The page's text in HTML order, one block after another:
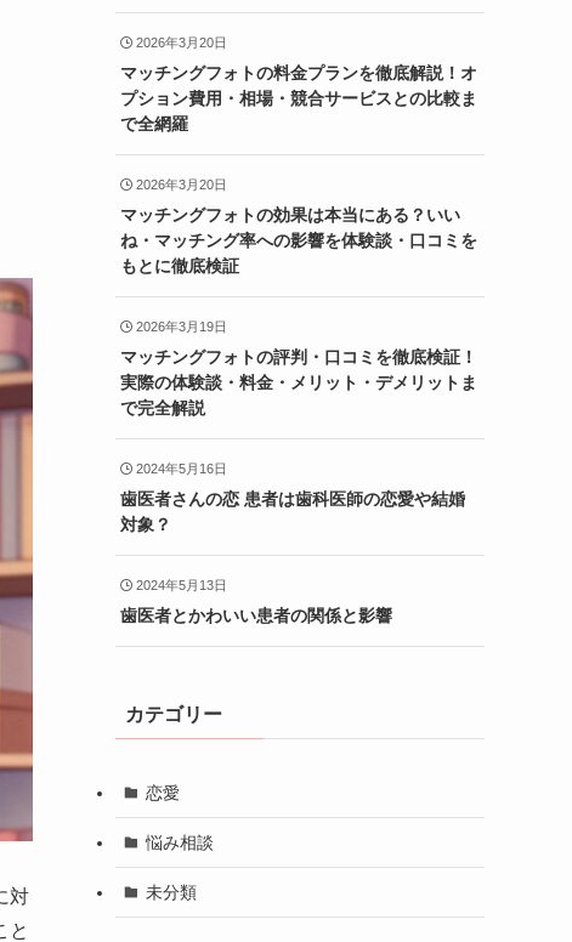
対
と
2026年3月20日
マッチングフォトの料金プランを徹底解説！オ
プション費用・相場・競合サービスとの比較ま
で全網羅
2026年3月20日
マッチングフォトの効果は本当にある？いい
ね・マッチング率への影響を体験談・口コミを
もとに徹底検証
2026年3月19日
マッチングフォトの評判・口コミを徹底検証！
実際の体験談・料金・メリット・デメリットま
で完全解説
2024年5月16日
歯医者さんの恋 患者は歯科医師の恋愛や結婚
対象？
2024年5月13日
歯医者とかわいい患者の関係と影響
カテゴリー
恋愛
悩み相談
未分類